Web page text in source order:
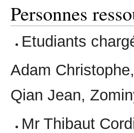
Personnes
Etudiants
Adam
Qian Jean,
Mr Thibaut